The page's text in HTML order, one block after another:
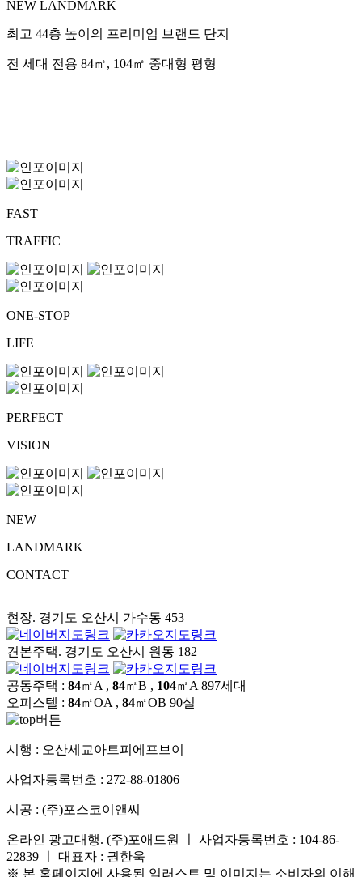
NEW LANDMARK
최고 44층 높이의 프리미엄 브랜드 단지
전 세대 전용 84㎡, 104㎡ 중대형 평형
FAST
TRAFFIC
ONE-STOP
LIFE
PERFECT
VISION
NEW
LANDMARK
CONTACT
현장. 경기도 오산시 가수동 453
견본주택. 경기도 오산시 원동 182
공동주택 : 84㎡A , 84㎡B , 104㎡A 897세대
오피스텔 : 84㎡OA , 84㎡OB 90실
시행 : 오산세교아트피에프브이
사업자등록번호 : 272-88-01806
시공 : (주)포스코이앤씨
온라인 광고대행. (주)포애드원 ㅣ 사업자등록번호 : 104-86-
22839 ㅣ 대표자 : 권한욱
※ 본 홈페이지에 사용된 일러스트 및 이미지는 소비자의 이해